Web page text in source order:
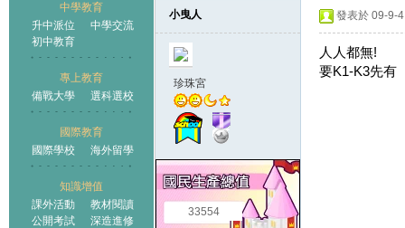
中學教育
升中派位
中學交流
初中教育
專上教育
備戰大學
選科選校
國際教育
國際學校
海外留學
知識增值
課外活動
教材閱讀
公開考試
深造進修
小曳人
珍珠宮
33554
發表於 09-9-
人人都無!
要K1-K3先有